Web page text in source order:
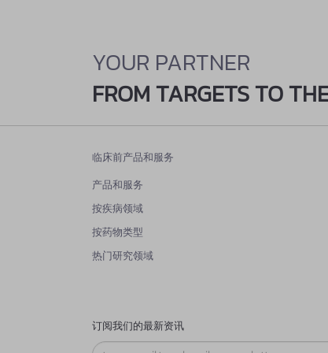
YOUR PARTNER
FROM TARGETS TO
临床前产品和服务
产品和服务
按疾病领域
按药物类型
热门研究领域
订阅我们的最新资讯